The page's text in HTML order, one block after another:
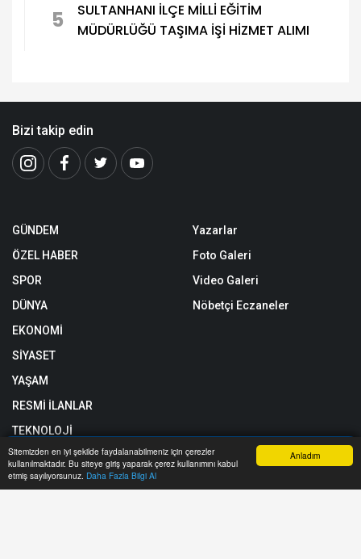
Anladım
Sitemizden en iyi şekilde faydalanabilmeniz için çerezler
kullanılmaktadır. Bu siteye giriş yaparak çerez kullanımını kabul
etmiş sayılıyorsunuz. Daha Fazla Bilgi Al
5
SULTANHANI İLÇE MİLLİ EĞİTİM
MÜDÜRLÜĞÜ TAŞIMA İŞİ HİZMET ALIMI
Bizi takip edin
GÜNDEM
ÖZEL HABER
SPOR
DÜNYA
EKONOMİ
SİYASET
YAŞAM
RESMİ İLANLAR
TEKNOLOJİ
SAĞLIK
EĞİTİM
Yazarlar
Foto Galeri
Video Galeri
Nöbetçi Eczaneler
Anasayfa Yazarlar Haber Ara İhbar Hattı Menu